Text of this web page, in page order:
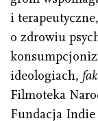
i
o zdrowiu
ideologiach,
Filmoteka
Fundacja Indie